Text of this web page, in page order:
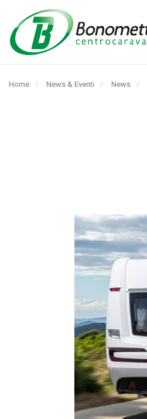
Automarket
Srl
Home News & Eventi News